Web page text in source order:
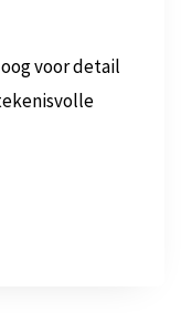
voor detail